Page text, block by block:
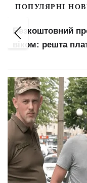
ПОПУЛЯРНІ
Безкоштовний
віком: решта